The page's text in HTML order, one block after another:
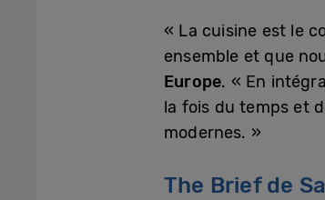
« La cuisine est le
ensemble et que
Europe. « En
la fois du temps et
modernes. »
The Brief de